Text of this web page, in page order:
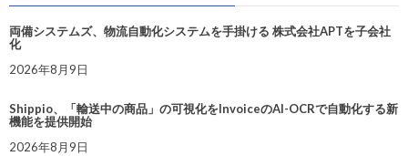
両備システムズ、物流自動化システムを手掛ける 株式会社APTを子会社
化
2026年8月9日
Shippio、「輸送中の商品」の可視化をInvoiceのAI-OCRで自動化する新
機能を提供開始
2026年8月9日